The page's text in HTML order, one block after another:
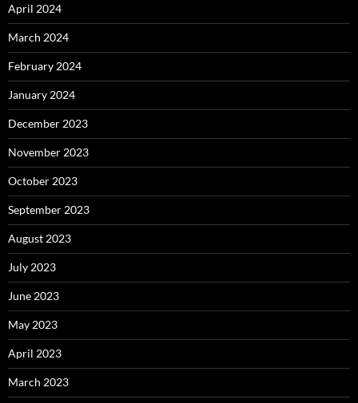
April 2024
March 2024
February 2024
January 2024
December 2023
November 2023
October 2023
September 2023
August 2023
July 2023
June 2023
May 2023
April 2023
March 2023